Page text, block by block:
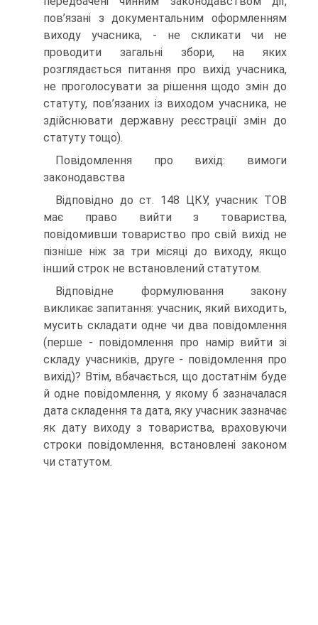
пов’язані з документальним оформленням
виходу учасника, - не скликати чи не
проводити загальні збори, на яких
розглядається питання про вихід учасника,
не проголосувати за рішення щодо змін до
статуту, пов’язаних із виходом учасника, не
здійснювати державну реєстрації змін до
статуту тощо).
Повідомлення про вихід: вимоги
законодавства
Відповідно до ст. 148 ЦКУ, учасник ТОВ
має право вийти з товариства,
повідомивши товариство про свій вихід не
пізніше ніж за три місяці до виходу, якщо
інший строк не встановлений статутом.
Відповідне формулювання закону
викликає запитання: учасник, який виходить,
мусить складати одне чи два повідомлення
(перше - повідомлення про намір вийти зі
складу учасників, друге - повідомлення про
вихід)? Втім, вбачається, що достатнім буде
й одне повідомлення, у якому б зазначалася
дата складення та дата, яку учасник зазначає
як дату виходу з товариства, враховуючи
строки повідомлення, встановлені законом
чи статутом.